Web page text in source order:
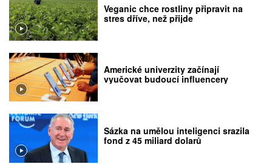
Veganic chce rostliny připravit na
stres dříve, než přijde
Americké univerzity začínají
vyučovat budoucí influencery
Sázka na umělou inteligenci srazila
fond z 45 miliard dolarů